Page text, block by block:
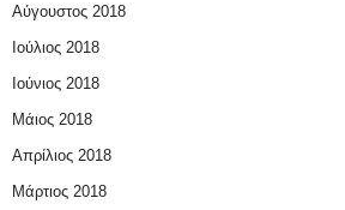
Αύγουστος 2018
Ιούλιος 2018
Ιούνιος 2018
Μάιος 2018
Απρίλιος 2018
Μάρτιος 2018